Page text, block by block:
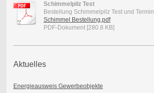
Schimmelpilz Test
Bestellung Schimmelpilz Test und Termin
Schimmel Bestellung.pdf
PDF-Dokument [280.8 KB]
Aktuelles
Energieausweis Gewerbeobjekte